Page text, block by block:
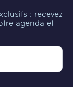
: recevez
agenda et